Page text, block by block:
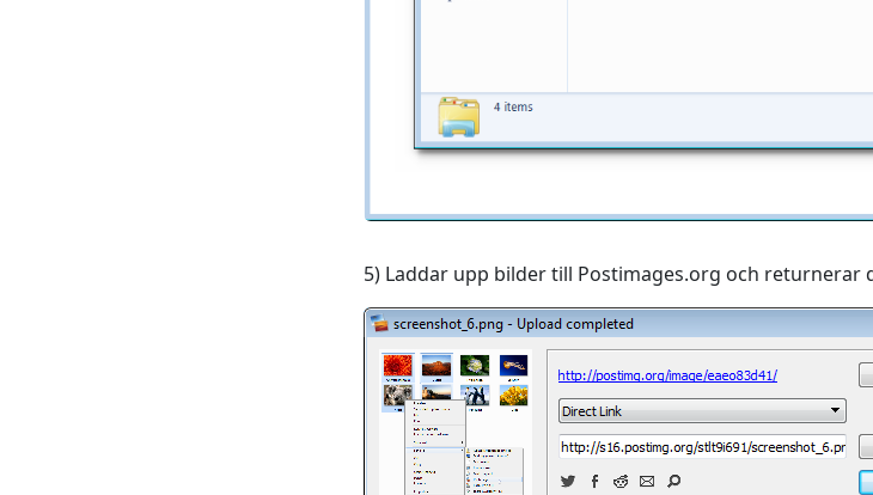
5) Laddar upp bilder till Postimages.org och returnerar